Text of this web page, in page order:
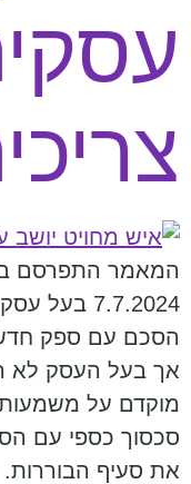
המאמר התפרסם
7.7.2024
הסכם עם ספק
אך בעל העסק לא
מוקדם על
סכסוך כספי עם
את סעיף